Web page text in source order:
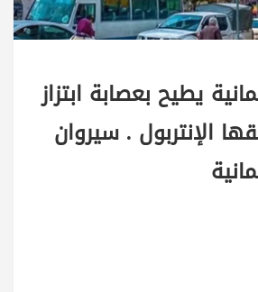
يطيح بعصابة ابتزاز
الإنتربول . سيروان